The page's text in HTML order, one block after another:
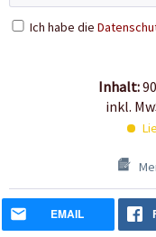
Ich habe die
Inhalt:
inkl.
EMAIL